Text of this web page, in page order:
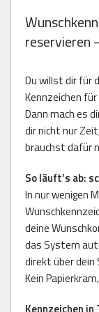
reservieren
Du willst dir für
Kennzeichen
Dann mach es
dir nicht nur
brauchst dafür
So läuft’s ab:
In nur wenigen
deine
das System
direkt über dein
Kein